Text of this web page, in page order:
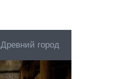
Древний город